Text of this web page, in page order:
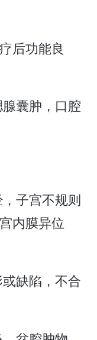
后功能良
囊肿，口腔
子宫不规则
内膜异位
缺陷，不合